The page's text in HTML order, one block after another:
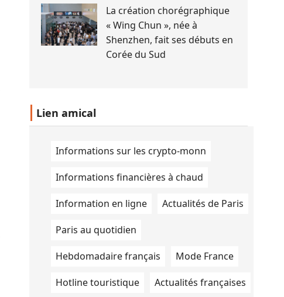
cuisine. (Tau Robotics)
La création chorégraphique
« Wing Chun », née à
Shenzhen, fait ses débuts en
Corée du Sud
Lien amical
Informations sur les crypto-monn
Informations financières à chaud
Information en ligne Actualités de Paris
Paris au quotidien
Hebdomadaire français Mode France
Hotline touristique Actualités françaises